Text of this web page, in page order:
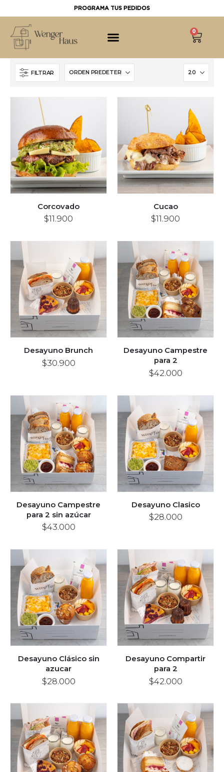
PROGRAMA TUS PEDIDOS
0
FILTRAR
Corcovado
$11.900
Cucao
$11.900
Desayuno Brunch
$30.900
Desayuno Campestre
para 2
$42.000
Desayuno Campestre
para 2 sin azúcar
$43.000
Desayuno Clasico
$28.000
Desayuno Clásico sin
azucar
$28.000
Desayuno Compartir
para 2
$42.000